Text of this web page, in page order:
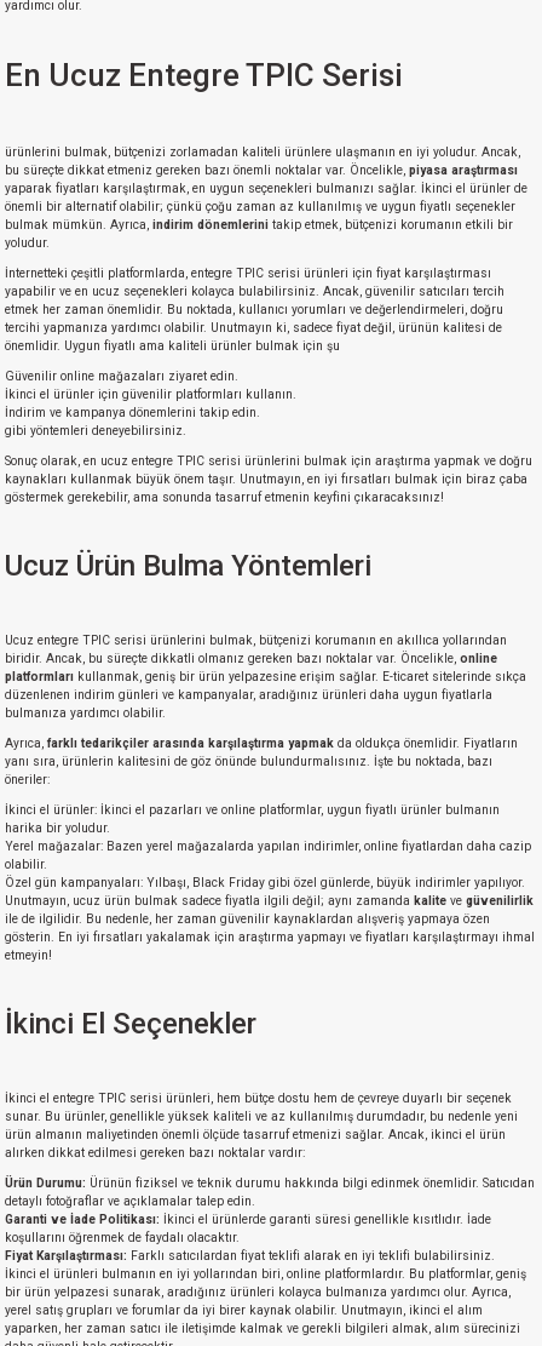
yardımcı olur.
En Ucuz Entegre TPIC Serisi
ürünlerini bulmak, bütçenizi zorlamadan kaliteli ürünlere ulaşmanın en iyi yoludur. Ancak,
bu süreçte dikkat etmeniz gereken bazı önemli noktalar var. Öncelikle, piyasa araştırması
yaparak fiyatları karşılaştırmak, en uygun seçenekleri bulmanızı sağlar. İkinci el ürünler de
önemli bir alternatif olabilir; çünkü çoğu zaman az kullanılmış ve uygun fiyatlı seçenekler
bulmak mümkün. Ayrıca, indirim dönemlerini takip etmek, bütçenizi korumanın etkili bir
yoludur.
İnternetteki çeşitli platformlarda, entegre TPIC serisi ürünleri için fiyat karşılaştırması
yapabilir ve en ucuz seçenekleri kolayca bulabilirsiniz. Ancak, güvenilir satıcıları tercih
etmek her zaman önemlidir. Bu noktada, kullanıcı yorumları ve değerlendirmeleri, doğru
tercihi yapmanıza yardımcı olabilir. Unutmayın ki, sadece fiyat değil, ürünün kalitesi de
önemlidir. Uygun fiyatlı ama kaliteli ürünler bulmak için şu
Güvenilir online mağazaları ziyaret edin.
İkinci el ürünler için güvenilir platformları kullanın.
İndirim ve kampanya dönemlerini takip edin.
gibi yöntemleri deneyebilirsiniz.
Sonuç olarak, en ucuz entegre TPIC serisi ürünlerini bulmak için araştırma yapmak ve doğru
kaynakları kullanmak büyük önem taşır. Unutmayın, en iyi fırsatları bulmak için biraz çaba
göstermek gerekebilir, ama sonunda tasarruf etmenin keyfini çıkaracaksınız!
Ucuz Ürün Bulma Yöntemleri
Ucuz entegre TPIC serisi ürünlerini bulmak, bütçenizi korumanın en akıllıca yollarından
biridir. Ancak, bu süreçte dikkatli olmanız gereken bazı noktalar var. Öncelikle, online
platformları kullanmak, geniş bir ürün yelpazesine erişim sağlar. E-ticaret sitelerinde sıkça
düzenlenen indirim günleri ve kampanyalar, aradığınız ürünleri daha uygun fiyatlarla
bulmanıza yardımcı olabilir.
Ayrıca, farklı tedarikçiler arasında karşılaştırma yapmak da oldukça önemlidir. Fiyatların
yanı sıra, ürünlerin kalitesini de göz önünde bulundurmalısınız. İşte bu noktada, bazı
öneriler:
İkinci el ürünler: İkinci el pazarları ve online platformlar, uygun fiyatlı ürünler bulmanın
harika bir yoludur.
Yerel mağazalar: Bazen yerel mağazalarda yapılan indirimler, online fiyatlardan daha cazip
olabilir.
Özel gün kampanyaları: Yılbaşı, Black Friday gibi özel günlerde, büyük indirimler yapılıyor.
Unutmayın, ucuz ürün bulmak sadece fiyatla ilgili değil; aynı zamanda kalite ve güvenilirlik
ile de ilgilidir. Bu nedenle, her zaman güvenilir kaynaklardan alışveriş yapmaya özen
gösterin. En iyi fırsatları yakalamak için araştırma yapmayı ve fiyatları karşılaştırmayı ihmal
etmeyin!
İkinci El Seçenekler
İkinci el entegre TPIC serisi ürünleri, hem bütçe dostu hem de çevreye duyarlı bir seçenek
sunar. Bu ürünler, genellikle yüksek kaliteli ve az kullanılmış durumdadır, bu nedenle yeni
ürün almanın maliyetinden önemli ölçüde tasarruf etmenizi sağlar. Ancak, ikinci el ürün
alırken dikkat edilmesi gereken bazı noktalar vardır:
Ürün Durumu: Ürünün fiziksel ve teknik durumu hakkında bilgi edinmek önemlidir. Satıcıdan
detaylı fotoğraflar ve açıklamalar talep edin.
Garanti ve İade Politikası: İkinci el ürünlerde garanti süresi genellikle kısıtlıdır. İade
koşullarını öğrenmek de faydalı olacaktır.
Fiyat Karşılaştırması: Farklı satıcılardan fiyat teklifi alarak en iyi teklifi bulabilirsiniz.
İkinci el ürünleri bulmanın en iyi yollarından biri, online platformlardır. Bu platformlar, geniş
bir ürün yelpazesi sunarak, aradığınız ürünleri kolayca bulmanıza yardımcı olur. Ayrıca,
yerel satış grupları ve forumlar da iyi birer kaynak olabilir. Unutmayın, ikinci el alım
yaparken, her zaman satıcı ile iletişimde kalmak ve gerekli bilgileri almak, alım sürecinizi